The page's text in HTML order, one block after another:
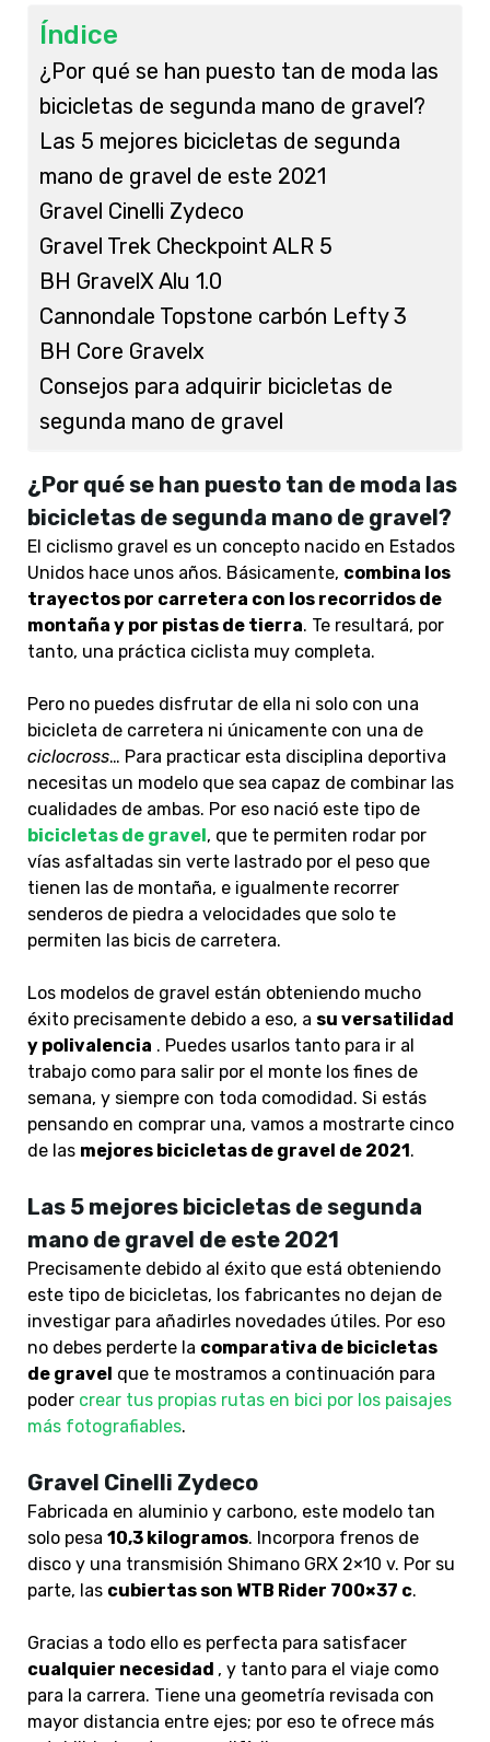
Índice
¿Por qué se han puesto tan de moda las
bicicletas de segunda mano de gravel?
Las 5 mejores bicicletas de segunda
mano de gravel de este 2021
Gravel Cinelli Zydeco
Gravel Trek Checkpoint ALR 5
BH GravelX Alu 1.0
Cannondale Topstone carbón Lefty 3
BH Core Gravelx
Consejos para adquirir bicicletas de
segunda mano de gravel
¿Por qué se han puesto tan de moda las
bicicletas de segunda mano de gravel?
El ciclismo gravel es un concepto nacido en Estados
Unidos hace unos años. Básicamente, combina los
trayectos por carretera con los recorridos de
montaña y por pistas de tierra. Te resultará, por
tanto, una práctica ciclista muy completa.
Pero no puedes disfrutar de ella ni solo con una
bicicleta de carretera ni únicamente con una de
ciclocross… Para practicar esta disciplina deportiva
necesitas un modelo que sea capaz de combinar las
cualidades de ambas. Por eso nació este tipo de
bicicletas de gravel, que te permiten rodar por
vías asfaltadas sin verte lastrado por el peso que
tienen las de montaña, e igualmente recorrer
senderos de piedra a velocidades que solo te
permiten las bicis de carretera.
Los modelos de gravel están obteniendo mucho
éxito precisamente debido a eso, a su versatilidad
y polivalencia . Puedes usarlos tanto para ir al
trabajo como para salir por el monte los fines de
semana, y siempre con toda comodidad. Si estás
pensando en comprar una, vamos a mostrarte cinco
de las mejores bicicletas de gravel de 2021.
Las 5 mejores bicicletas de segunda
mano de gravel de este 2021
Precisamente debido al éxito que está obteniendo
este tipo de bicicletas, los fabricantes no dejan de
investigar para añadirles novedades útiles. Por eso
no debes perderte la comparativa de bicicletas
de gravel que te mostramos a continuación para
poder crear tus propias rutas en bici por los paisajes
más fotografiables.
Gravel Cinelli Zydeco
Fabricada en aluminio y carbono, este modelo tan
solo pesa 10,3 kilogramos. Incorpora frenos de
disco y una transmisión Shimano GRX 2×10 v. Por su
parte, las cubiertas son WTB Rider 700×37 c.
Gracias a todo ello es perfecta para satisfacer
cualquier necesidad , y tanto para el viaje como
para la carrera. Tiene una geometría revisada con
mayor distancia entre ejes; por eso te ofrece más